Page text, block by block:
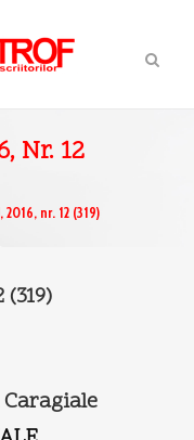
Nr. 12
2016, nr. 12 (319)